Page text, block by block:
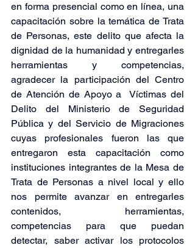
en forma presencial como en línea, una
capacitación sobre la temática de Trata
de Personas, este delito que afecta la
dignidad de la humanidad y entregarles
herramientas y competencias,
agradecer la participación del Centro
de Atención de Apoyo a  Víctimas del
Delito del Ministerio de Seguridad
Pública y del Servicio de Migraciones
cuyas profesionales fueron las que
entregaron esta capacitación como
instituciones integrantes de la Mesa de
Trata de Personas a nivel local y ello
nos permite avanzar en entregarles
contenidos, herramientas,
competencias para que puedan
detectar, saber activar los protocolos